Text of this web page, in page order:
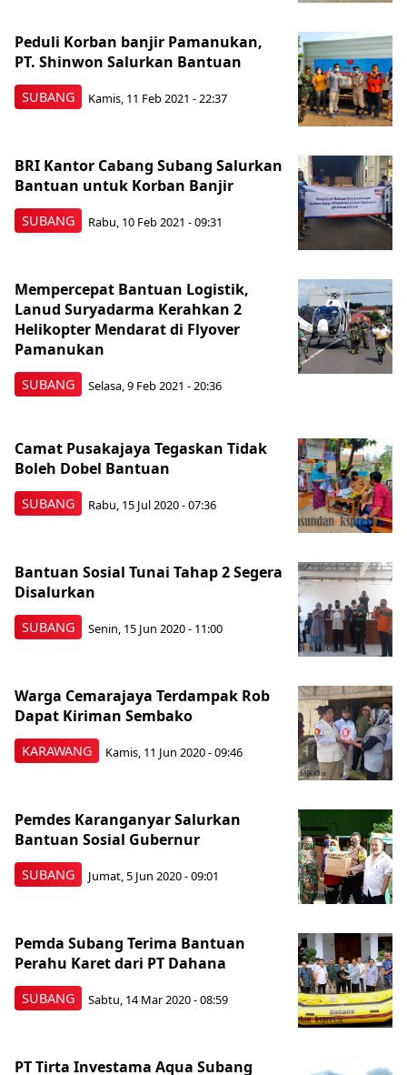
SUBANG
Peduli Korban banjir Pamanukan,
PT. Shinwon Salurkan Bantuan
Kamis, 11 Feb 2021 - 22:37
SUBANG
BRI Kantor Cabang Subang Salurkan
Bantuan untuk Korban Banjir
Rabu, 10 Feb 2021 - 09:31
SUBANG
Mempercepat Bantuan Logistik,
Lanud Suryadarma Kerahkan 2
Helikopter Mendarat di Flyover
Pamanukan
Selasa, 9 Feb 2021 - 20:36
SUBANG
Camat Pusakajaya Tegaskan Tidak
Boleh Dobel Bantuan
Rabu, 15 Jul 2020 - 07:36
SUBANG
Bantuan Sosial Tunai Tahap 2 Segera
Disalurkan
Senin, 15 Jun 2020 - 11:00
KARAWANG
Warga Cemarajaya Terdampak Rob
Dapat Kiriman Sembako
Kamis, 11 Jun 2020 - 09:46
SUBANG
Pemdes Karanganyar Salurkan
Bantuan Sosial Gubernur
Jumat, 5 Jun 2020 - 09:01
SUBANG
Pemda Subang Terima Bantuan
Perahu Karet dari PT Dahana
Sabtu, 14 Mar 2020 - 08:59
PT Tirta Investama Aqua Subang